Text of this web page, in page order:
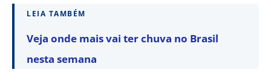
LEIA TAMBÉM
Veja onde mais vai ter chuva no Brasil
nesta semana